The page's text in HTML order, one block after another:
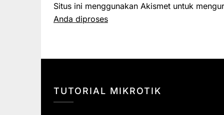
Situs ini menggunakan Akismet untuk
Anda diproses
TUTORIAL MIKROTIK